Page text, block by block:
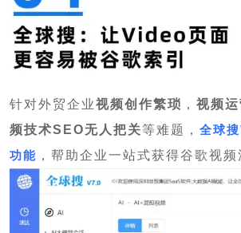
针对外贸企业视频创作繁琐 ， 视频
频技术SEO无人把关等难题， 全球
功能 ，帮助企业一站式获得谷歌视频